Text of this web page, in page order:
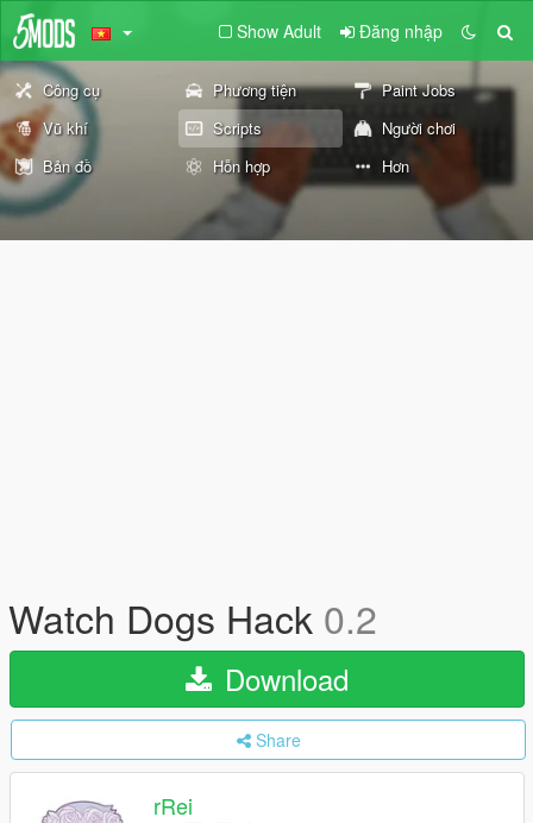
Show Adult Đăng nhập
Công cụ Phương tiện
Paint Jobs
Vũ khí
Scripts
Người chơi
Bản đồ
Hỗn hợp Hơn
Watch Dogs Hack 0.2
Download
Share
rRei